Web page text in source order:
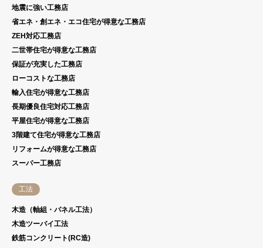
地震に強い工務店
省エネ・創エネ・エコ住宅が得意な工務店
ZEH対応工務店
二世帯住宅が得意な工務店
保証が充実した工務店
ローコストな工務店
輸入住宅が得意な工務店
長期優良住宅対応工務店
平屋住宅が得意な工務店
3階建て住宅が得意な工務店
リフォームが得意な工務店
スーパー工務店
工法
木造（軸組・パネル工法）
木造ツーバイ工法
鉄筋コンクリート(RC造)